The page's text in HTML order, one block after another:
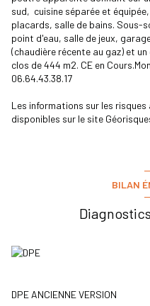
sud, cuisine séparée et
placards, salle de bains. Sous-
point d'eau, salle de jeux,
(chaudière récente au gaz) et
clos de 444 m2. CE en
06.64.43.38.17
Les informations sur les
disponibles sur le site
BILAN
DPE ANCIENNE VERSION